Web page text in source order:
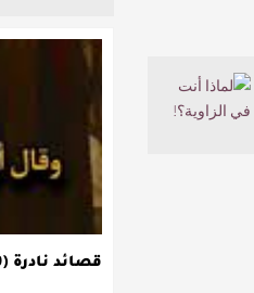
قصائد نادرة (9): رثائية أبي الحسن التهامي لابنه